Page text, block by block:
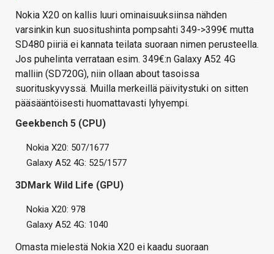
Nokia X20 on kallis luuri ominaisuuksiinsa nähden
varsinkin kun suositushinta pompsahti 349->399€ mutta
SD480 piiriä ei kannata teilata suoraan nimen perusteella.
Jos puhelinta verrataan esim. 349€:n Galaxy A52 4G
malliin (SD720G), niin ollaan about tasoissa
suorituskyvyssä. Muilla merkeillä päivitystuki on sitten
pääsääntöisesti huomattavasti lyhyempi.
Geekbench 5 (CPU)
Nokia X20: 507/1677
Galaxy A52 4G: 525/1577
3DMark Wild Life (GPU)
Nokia X20: 978
Galaxy A52 4G: 1040
Omasta mielestä Nokia X20 ei kaadu suoraan